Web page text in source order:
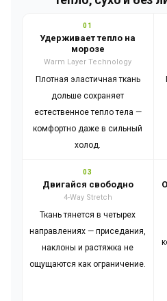
01
Удерживает тепло на
морозе
Warm Layer Technology
Плотная эластичная ткань
дольше сохраняет
естественное тепло тела —
комфортно даже в сильный
холод.
03
Двигайся свободно
4-Way Stretch
Ткань тянется в четырех
направлениях — приседания,
наклоны и растяжка не
ощущаются как ограничение.